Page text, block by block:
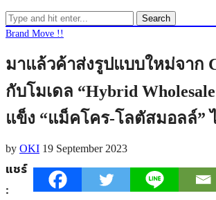
Search
Brand Move !!
มาแล้วค้าส่งรูปแบบใหม่จาก
กับโมเดล “Hybrid
แข็ง “แม็คโคร-โลตัสมอลล์”
by OKI 19 September 2023
แชร์
: